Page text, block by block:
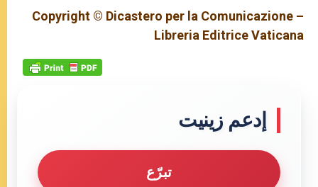
Copyright © Dicastero per la Comunicazione –
Libreria Editrice Vaticana
إدعم زينيت
تبرّع